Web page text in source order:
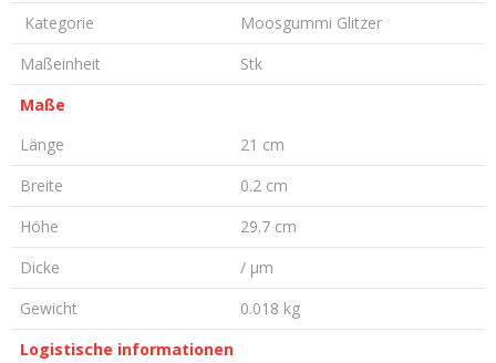
Kategorie
Moosgummi Glitzer
Maßeinheit
Stk
Maße
Länge
21 cm
Breite
0.2 cm
Höhe
29.7 cm
Dicke
/ µm
Gewicht
0.018 kg
Logistische informationen